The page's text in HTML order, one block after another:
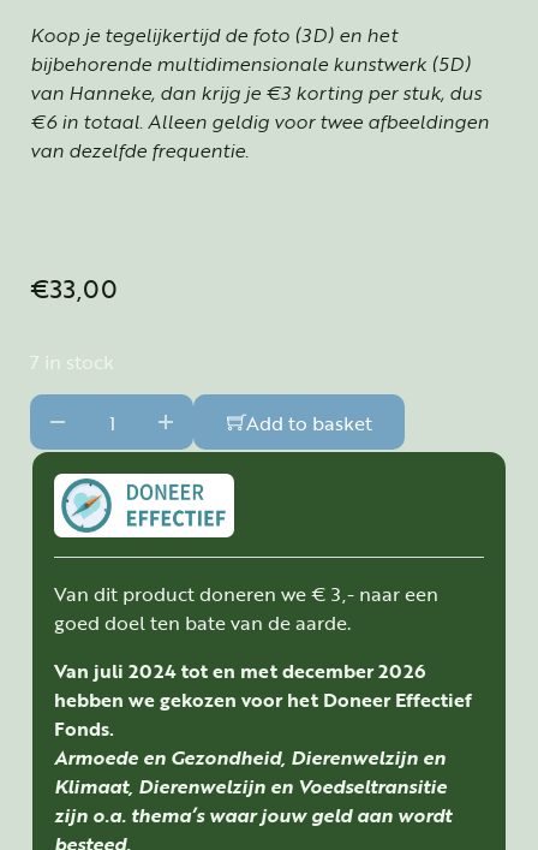
Koop je tegelijkertijd de foto (3D) en het
bijbehorende multidimensionale kunstwerk (5D)
van Hanneke, dan krijg je €3 korting per stuk, dus
€6 in totaal. Alleen geldig voor twee afbeeldingen
van dezelfde frequentie.
€33,00
7 in stock
Dynamiek van Moeder Aarde - Dynamics of Mother
Add to basket
Van dit product doneren we € 3,- naar een
goed doel ten bate van de aarde.
Van juli 2024 tot en met december 2026
hebben we gekozen voor het Doneer Effectief
Fonds.
Armoede en Gezondheid, Dierenwelzijn en
Klimaat, Dierenwelzijn en Voedseltransitie
zijn o.a. thema’s waar jouw geld aan wordt
besteed.